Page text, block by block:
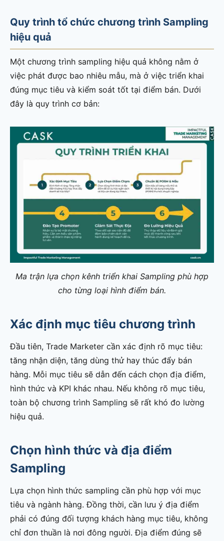
Quy trình tổ chức chương trình Sampling
hiệu quả
Một chương trình sampling hiệu quả không nằm ở
việc phát được bao nhiêu mẫu, mà ở việc triển khai
đúng mục tiêu và kiểm soát tốt tại điểm bán. Dưới
đây là quy trình cơ bản:
Ma trận lựa chọn kênh triển khai Sampling phù hợp
cho từng loại hình điểm bán.
Xác định mục tiêu chương trình
Đầu tiên, Trade Marketer cần xác định rõ mục tiêu:
tăng nhận diện, tăng dùng thử hay thúc đẩy bán
hàng. Mỗi mục tiêu sẽ dẫn đến cách chọn địa điểm,
hình thức và KPI khác nhau. Nếu không rõ mục tiêu,
toàn bộ chương trình Sampling sẽ rất khó đo lường
hiệu quả.
Chọn hình thức và địa điểm
Sampling
Lựa chọn hình thức sampling cần phù hợp với mục
tiêu và ngành hàng. Đồng thời, cần lưu ý địa điểm
phải có đúng đối tượng khách hàng mục tiêu, không
chỉ đơn thuần là nơi đông người. Địa điểm đúng sẽ